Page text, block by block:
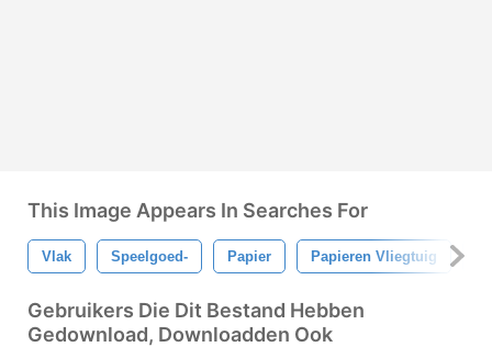
This Image Appears In Searches For
Vlak Speelgoed- Papier Papieren Vliegtuig
Gebruikers Die Dit Bestand Hebben
Gedownload, Downloadden Ook